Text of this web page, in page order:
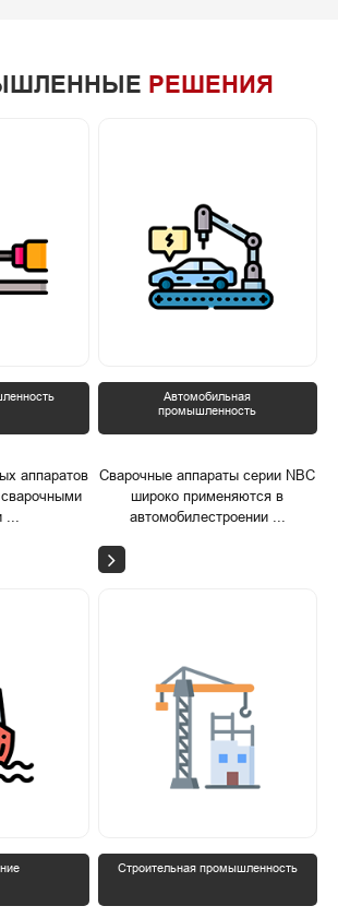
РЕШЕНИЯ
аппаратов
Автомобильная
промышленность
Сварочные аппараты серии NBC
широко применяются в
автомобилестроении ...
Строительная промышленность